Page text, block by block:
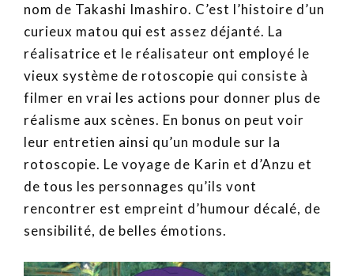
nom de Takashi Imashiro. C’est l’histoire d’un
curieux matou qui est assez déjanté. La
réalisatrice et le réalisateur ont employé le
vieux système de rotoscopie qui consiste à
filmer en vrai les actions pour donner plus de
réalisme aux scènes. En bonus on peut voir
leur entretien ainsi qu’un module sur la
rotoscopie. Le voyage de Karin et d’Anzu et
de tous les personnages qu’ils vont
rencontrer est empreint d’humour décalé, de
sensibilité, de belles émotions.